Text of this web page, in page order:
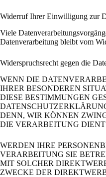
Widerruf Ihrer Einwilligung zur
Viele
Datenverarbeitung bleibt vom
Widerspruchsrecht gegen die
WENN DIE
IHRER BESONDEREN
DIESE BESTIMMUNGEN
DENN, WIR KÖNNEN
DIE VERARBEITUNG
WERDEN IHRE
VERARBEITUNG SIE
MIT SOLCHER
ZWECKE DER